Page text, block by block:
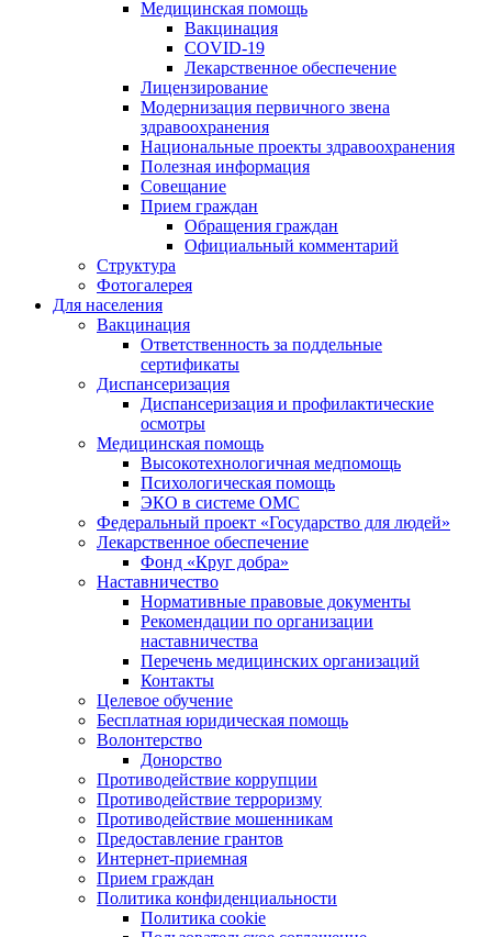
Медицинская помощь
Вакцинация
COVID-19
Лекарственное обеспечение
Лицензирование
Модернизация первичного звена
здравоохранения
Национальные проекты здравоохранения
Полезная информация
Совещание
Прием граждан
Обращения граждан
Официальный комментарий
Структура
Фотогалерея
Для населения
Вакцинация
Ответственность за поддельные
сертификаты
Диспансеризация
Диспансеризация и профилактические
осмотры
Медицинская помощь
Высокотехнологичная медпомощь
Психологическая помощь
ЭКО в системе ОМС
Федеральный проект «Государство для людей»
Лекарственное обеспечение
Фонд «Круг добра»
Наставничество
Нормативные правовые документы
Рекомендации по организации
наставничества
Перечень медицинских организаций
Контакты
Целевое обучение
Бесплатная юридическая помощь
Волонтерство
Донорство
Противодействие коррупции
Противодействие терроризму
Противодействие мошенникам
Предоставление грантов
Интернет-приемная
Прием граждан
Политика конфиденциальности
Политика cookie